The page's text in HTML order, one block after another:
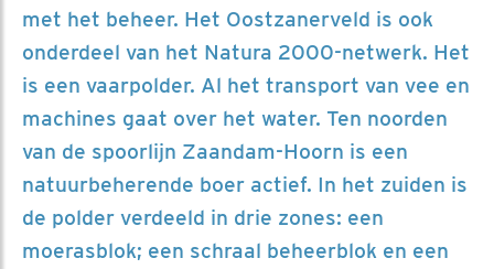
met het beheer. Het Oostzanerveld is ook
onderdeel van het Natura 2000-netwerk. Het
is een vaarpolder. Al het transport van vee en
machines gaat over het water. Ten noorden
van de spoorlijn Zaandam-Hoorn is een
natuurbeherende boer actief. In het zuiden is
de polder verdeeld in drie zones: een
moerasblok; een schraal beheerblok en een